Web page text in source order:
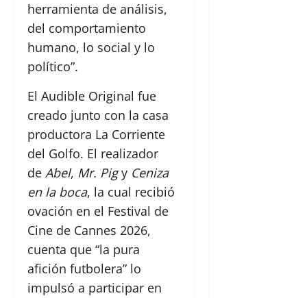
herramienta de análisis,
del comportamiento
humano, lo social y lo
político”.
El Audible Original fue
creado junto con la casa
productora La Corriente
del Golfo. El realizador
de Abel, Mr. Pigy Ceniza
en la boca, la cual recibió
ovación en el Festival de
Cine de Cannes 2026,
cuenta que “la pura
afición futbolera” lo
impulsó a participar en